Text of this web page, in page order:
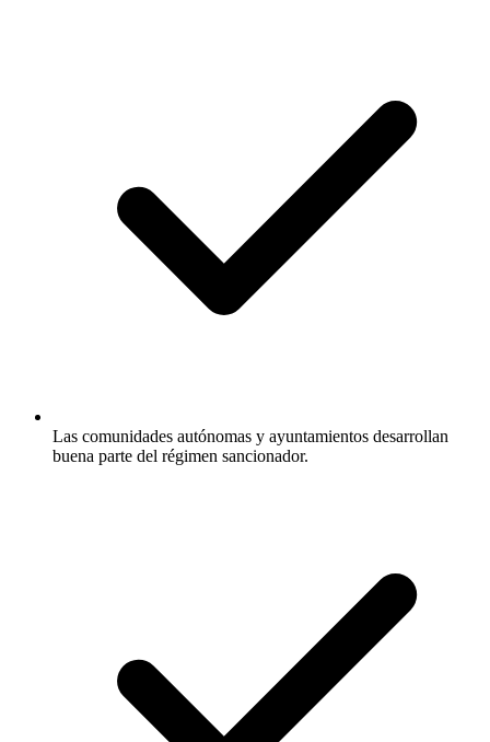
Las comunidades autónomas y ayuntamientos desarrollan
buena parte del régimen sancionador.